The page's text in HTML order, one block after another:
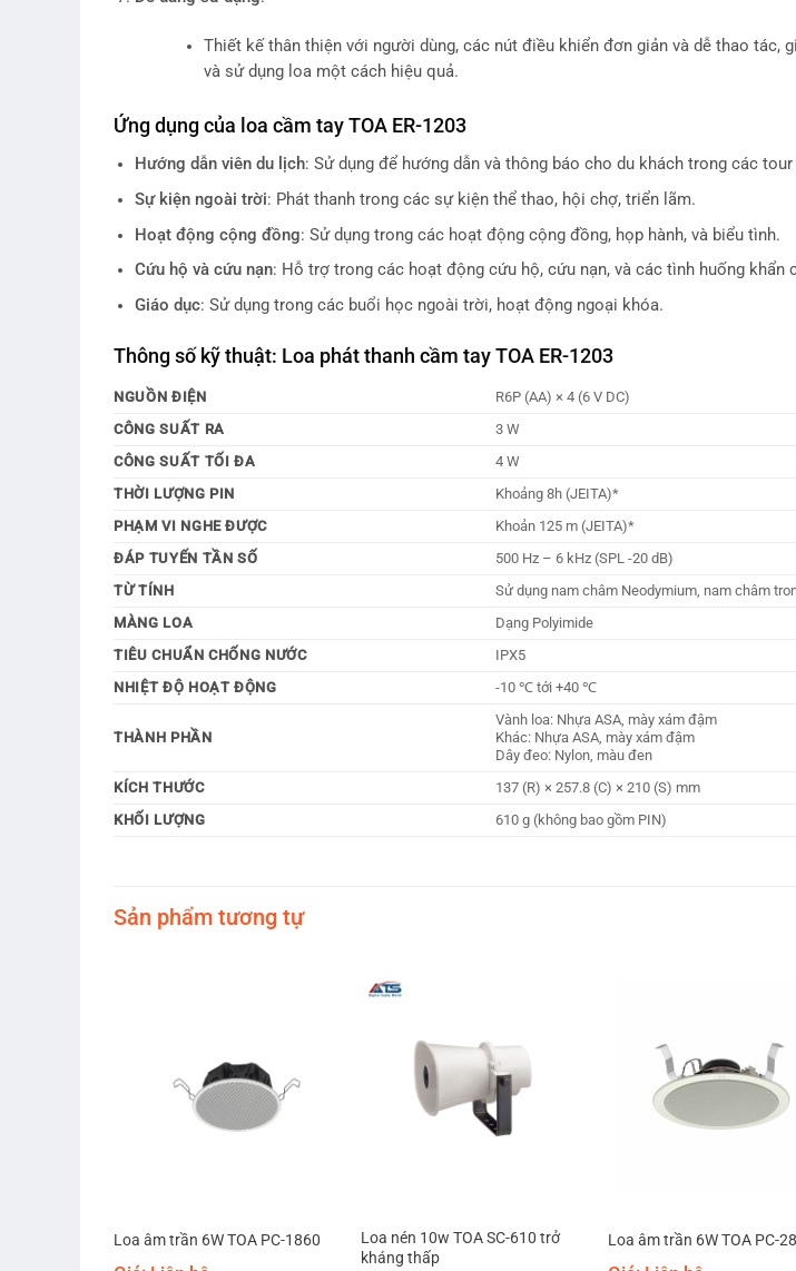
Thiết kế thân thiện với người dùng, các nút điều khiển đơn giản và dễ thao tác,
và sử dụng loa một cách hiệu quả.
Ứng dụng của loa cầm tay TOA ER-1203
Hướng dẫn viên du lịch: Sử dụng để hướng dẫn và thông báo cho du khách trong các
Sự kiện ngoài trời: Phát thanh trong các sự kiện thể thao, hội chợ, triển lãm.
Hoạt động cộng đồng: Sử dụng trong các hoạt động cộng đồng, họp hành, và biểu tình.
Cứu hộ và cứu nạn: Hỗ trợ trong các hoạt động cứu hộ, cứu nạn, và các tình huống khẩn
Giáo dục: Sử dụng trong các buổi học ngoài trời, hoạt động ngoại khóa.
Thông số kỹ thuật: Loa phát thanh cầm tay TOA ER-1203
NGUỒN ĐIỆN
R6P (AA) × 4 (6 V DC)
CÔNG SUẤT RA
3 W
CÔNG SUẤT TỐI ĐA
4 W
THỜI LƯỢNG PIN
Khoảng 8h (JEITA)*
PHẠM VI NGHE ĐƯỢC
Khoản 125 m (JEITA)*
ĐÁP TUYẾN TẦN SỐ
500 Hz – 6 kHz (SPL -20 dB)
TỪ TÍNH
Sử dụng nam châm Neodymium, nam châm
MÀNG LOA
Dạng Polyimide
TIÊU CHUẨN CHỐNG NƯỚC
IPX5
NHIỆT ĐỘ HOẠT ĐỘNG
-10 ℃ tới +40 ℃
THÀNH PHẦN
Vành loa: Nhựa ASA, mày xám đậm
Khác: Nhựa ASA, mày xám đậm
Dây đeo: Nylon, màu đen
KÍCH THƯỚC
137 (R) × 257.8 (C) × 210 (S) mm
KHỐI LƯỢNG
610 g (không bao gồm PIN)
Sản phẩm tương tự
Loa âm trần 6W TOA PC-1860
Loa nén 10w TOA SC-610 trở
kháng thấp
Loa âm trần 6W TOA PC-